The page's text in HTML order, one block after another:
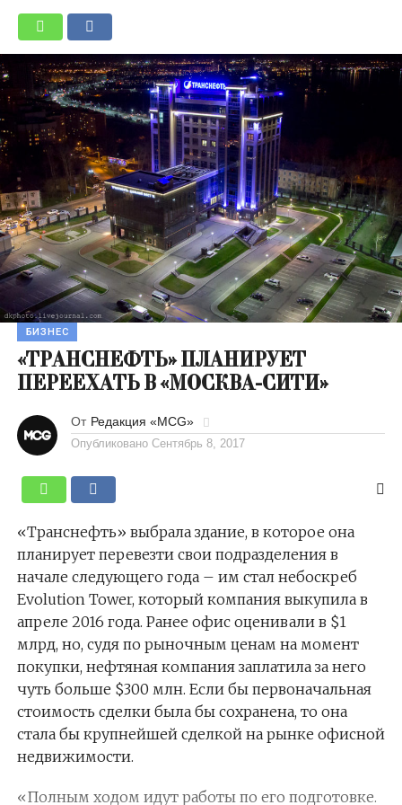
БИЗНЕС
«ТРАНСНЕФТЬ» ПЛАНИРУЕТ
ПЕРЕЕХАТЬ В «МОСКВА-СИТИ»
От Редакция «MCG»
Опубликовано Сентябрь 8, 2017
«Транснефть» выбрала здание, в которое она
планирует перевезти свои подразделения в
начале следующего года – им стал небоскреб
Evolution Tower, который компания выкупила в
апреле 2016 года. Ранее офис оценивали в $1
млрд, но, судя по рыночным ценам на момент
покупки, нефтяная компания заплатила за него
чуть больше $300 млн. Если бы первоначальная
стоимость сделки была бы сохранена, то она
стала бы крупнейшей сделкой на рынке офисной
недвижимости.
«Полным ходом идут работы по его подготовке.